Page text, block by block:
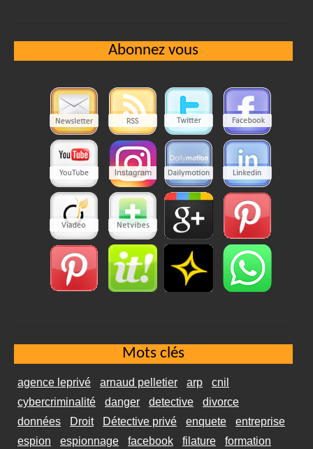
Abonnez vous
Mots clés
agence leprivé arnaud pelletier arp
cnil
cybercriminalité
danger detective
divorce
données
Droit Détective privé enquete
entreprise
espion
espionnage facebook filature formation